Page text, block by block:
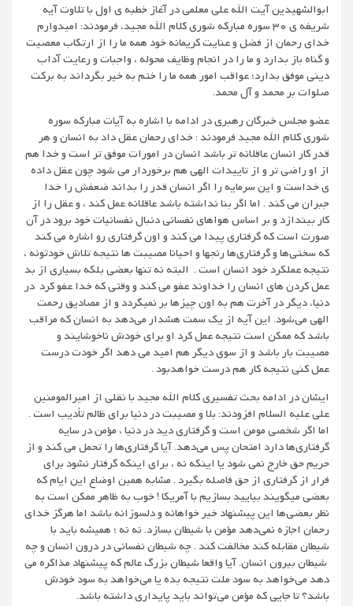
ابوالشهیدین آیت الله علی معلمی در آغاز خطبه ی اول با تلاوت آیه
شریفه ی 30 سوره مبارکه شوری کلام الله مجید، فرمودند: امیدوارم
خدای رحمان از فضل و عنایت کریمانه خود همه ما را از ارتکاب معصیت
و گناه باز بدارد و ما را در انجام وظایف محوله ، واجبات و رعایت آداب
دینی موفق بدارد؛ عواقب امور همه ما را ختم به خیر بگرداند به برکت
صلوات بر محمد و آل محمد.
عضو مجلس خبرگان رهبری در ادامه با اشاره به آیات مبارکه سوره
شوری کلام الله مجید فرمودند : خدای رحمان عقل داد به انسان و هر
قدر کار انسان عاقلانه تر باشد انسان در امورات موفق تر است و خدا هم
از او راضی تر و از تاییدات الهی هم برخوردار می شود چون عقل داده‌
ی خداست و این سرمایه را اگر انسان قدر را بداند ضعفش را خدا
جبران می کند . اما اگر بنا نداشته باشد عاقلانه عمل کند ، و عقل را از
کار بیندازد و بر اساس هواهای نفسانی دنبال نفسانیات خود برود در آن
صورت است که گرفتاری پیدا می کند و اون گرفتاری رو اشاره می کند
که سختی‌ها و گرفتاری‌ها رنجها و احیانا مصیبت ها نتیجه تلاش خودتونه ،
نتیجه عملکرد خود انسان است . البته نه تنها بعضی بلکه بسیاری از بد
عمل کردن های انسان را خداوند عفو می کند و وقتی که خدا عفو کرد در
دنیا، دیگر در آخرت هم به اون چیزها بر نمیگردد و از مصادیق رحمت
الهی می‌شود. این آیه از یک سمت هشدار می‌دهد به انسان که مراقب
باشد که ممکن است نتیجه عمل کرد او برای خودش ناخوشایند و
مصیبت بار باشد و از سوی دیگر هم امید می دهد اگر خودت درست
عمل کنی نتیجه کار هم درست خواهدبود .
ایشان در ادامه بحث تفسیری کلام الله مجید با نقلی از امیرالمومنین
علی علیه السلام افزودند: بلا و مصیبت در دنیا برای ظالم تأدیب است .
اما اگر شخصی مومن است و گرفتاری دید در دنیا ، مؤمن در سایه
گرفتاری‌ها دارد امتحان پس می‌دهد. آیا گرفتاری‌ها را تحمل می کند و از
حریم حق خارج نمی شود یا اینکه نه ، برای اینکه گرفتار نشود برای
فرار از گرفتاری از حق فاصله بگیرد . مشابه همین اوضاع این ایام که
بعضی میگویند بیایید بسازیم با آمریکا ! خوب به ظاهر ممکن است به
نظر بعضی‌ها این پیشنهاد خیر خواهانه و دلسوزانه باشد اما هرگز خدای
رحمان اجازه نمی‌دهد مؤمن با شیطان بسازد. نه نه ؛ همیشه باید با
شیطان مقابله کند مخالفت کند . چه شیطان نفسانی در درون انسان و چه
شیطان بیرون انسان. آیا واقعا شیطان بزرگ عالم که پیشنهاد مذاکره می
دهد می‌خواهد به سود ملت نتیجه بده یا می‌خواهد به سود خودش
باشد؟ تا جایی که مؤمن می‌تواند باید پایداری داشته باشد.